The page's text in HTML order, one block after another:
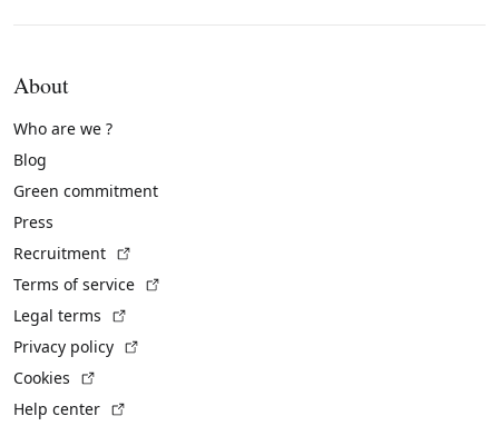
About
Who are we ?
Blog
Green commitment
Press
Recruitment
Terms of service
Legal terms
Privacy policy
Cookies
Help center